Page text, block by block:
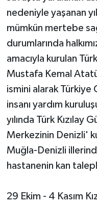
nedeniyle yaşanan
mümkün mertebe
durumlarında
amacıyla kurulan Türk
Mustafa Kemal
ismini alarak Türkiye
insanı yardım
yılında Türk Kızılay
Merkezinin Denizli'
Muğla-Denizli
hastanenin kan
29 Ekim - 4 Kasım